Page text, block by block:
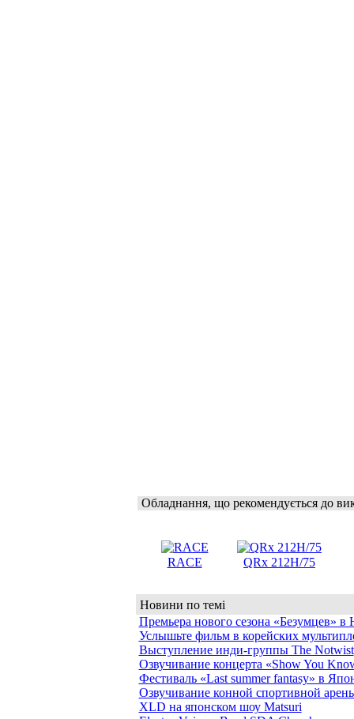
Обладнання, що рекомендується до
RACE QRx 212H/75
Новини по темі
Премьера нового сезона «Безумцев»
Услышьте фильм в корейских
Выступление инди-группы The Notwist
Озвучивание концерта «Show You
Фестиваль «Last summer fantasy» в
Озвучивание конной спортивной
XLD на японском шоу Matsuri